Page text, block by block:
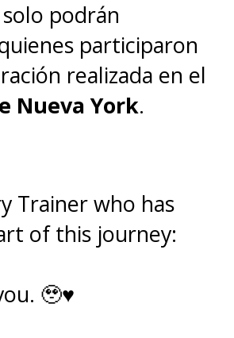
podrán
participaron
realizada en el
Nueva York.
Trainer who has
of this journey:
🥹♥️